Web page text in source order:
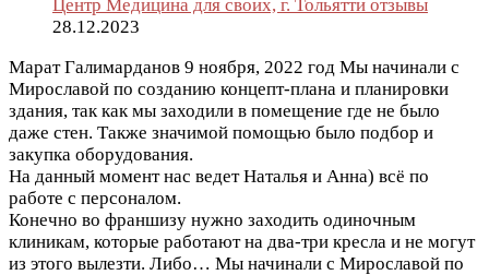
Центр Медицина для своих, г. Тольятти отзывы
28.12.2023
Марат Галимарданов 9 ноября, 2022 год Мы начинали с
Мирославой по созданию концепт-плана и планировки
здания, так как мы заходили в помещение где не было
даже стен. Также значимой помощью было подбор и
закупка оборудования.
На данный момент нас ведет Наталья и Анна) всё по
работе с персоналом.
Конечно во франшизу нужно заходить одиночным
клиникам, которые работают на два-три кресла и не могут
из этого вылезти. Либо… Мы начинали с Мирославой по